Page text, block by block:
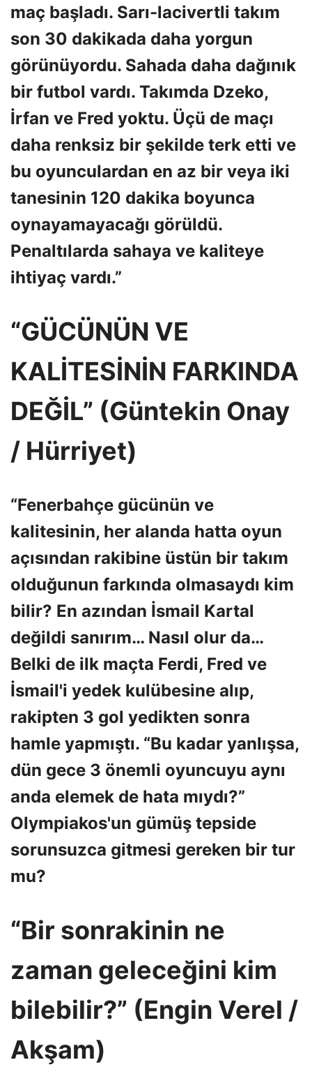
maç başladı. Sarı-lacivertli takım
son 30 dakikada daha yorgun
görünüyordu. Sahada daha dağınık
bir futbol vardı. Takımda Dzeko,
İrfan ve Fred yoktu. Üçü de maçı
daha renksiz bir şekilde terk etti ve
bu oyunculardan en az bir veya iki
tanesinin 120 dakika boyunca
oynayamayacağı görüldü.
Penaltılarda sahaya ve kaliteye
ihtiyaç vardı.”
“GÜCÜNÜN VE
KALİTESİNİN FARKINDA
DEĞİL” (Güntekin Onay
/ Hürriyet)
“Fenerbahçe gücünün ve
kalitesinin, her alanda hatta oyun
açısından rakibine üstün bir takım
olduğunun farkında olmasaydı kim
bilir? En azından İsmail Kartal
değildi sanırım… Nasıl olur da…
Belki de ilk maçta Ferdi, Fred ve
İsmail'i yedek kulübesine alıp,
rakipten 3 gol yedikten sonra
hamle yapmıştı. “Bu kadar yanlışsa,
dün gece 3 önemli oyuncuyu aynı
anda elemek de hata mıydı?”
Olympiakos'un gümüş tepside
sorunsuzca gitmesi gereken bir tur
mu?
“Bir sonrakinin ne
zaman geleceğini kim
bilebilir?” (Engin Verel /
Akşam)